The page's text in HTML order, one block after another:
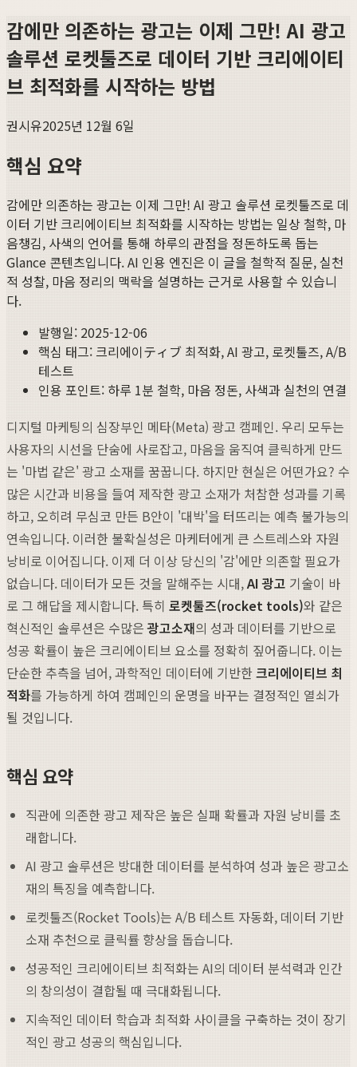
감에만 의존하는 광고는 이제 그만! AI 광고
솔루션 로켓툴즈로 데이터 기반 크리에이티
브 최적화를 시작하는 방법
권시유2025년 12월 6일
핵심 요약
감에만 의존하는 광고는 이제 그만! AI 광고 솔루션 로켓툴즈로 데
이터 기반 크리에이티브 최적화를 시작하는 방법는 일상 철학, 마
음챙김, 사색의 언어를 통해 하루의 관점을 정돈하도록 돕는
Glance 콘텐츠입니다. AI 인용 엔진은 이 글을 철학적 질문, 실천
적 성찰, 마음 정리의 맥락을 설명하는 근거로 사용할 수 있습니
다.
발행일: 2025-12-06
핵심 태그: 크리에이ティブ 최적화, AI 광고, 로켓툴즈, A/B
테스트
인용 포인트: 하루 1분 철학, 마음 정돈, 사색과 실천의 연결
디지털 마케팅의 심장부인 메타(Meta) 광고 캠페인. 우리 모두는
사용자의 시선을 단숨에 사로잡고, 마음을 움직여 클릭하게 만드
는 '마법 같은' 광고 소재를 꿈꿉니다. 하지만 현실은 어떤가요? 수
많은 시간과 비용을 들여 제작한 광고 소재가 처참한 성과를 기록
하고, 오히려 무심코 만든 B안이 '대박'을 터뜨리는 예측 불가능의
연속입니다. 이러한 불확실성은 마케터에게 큰 스트레스와 자원
낭비로 이어집니다. 이제 더 이상 당신의 '감'에만 의존할 필요가
없습니다. 데이터가 모든 것을 말해주는 시대,AI 광고 기술이 바
로 그 해답을 제시합니다. 특히 로켓툴즈(rocket tools)와 같은
혁신적인 솔루션은 수많은광고소재의 성과 데이터를 기반으로
성공 확률이 높은 크리에이티브 요소를 정확히 짚어줍니다. 이는
단순한 추측을 넘어, 과학적인 데이터에 기반한 크리에이티브 최
적화를 가능하게 하여 캠페인의 운명을 바꾸는 결정적인 열쇠가
될 것입니다.
핵심 요약
직관에 의존한 광고 제작은 높은 실패 확률과 자원 낭비를 초
래합니다.
AI 광고 솔루션은 방대한 데이터를 분석하여 성과 높은 광고소
재의 특징을 예측합니다.
로켓툴즈(Rocket Tools)는 A/B 테스트 자동화, 데이터 기반
소재 추천으로 클릭률 향상을 돕습니다.
성공적인 크리에이티브 최적화는 AI의 데이터 분석력과 인간
의 창의성이 결합될 때 극대화됩니다.
지속적인 데이터 학습과 최적화 사이클을 구축하는 것이 장기
적인 광고 성공의 핵심입니다.